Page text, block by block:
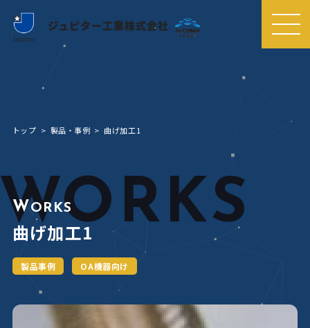
MEN
U
トップ 製品・事例 曲げ加工1
WORKS
曲げ加工1
製品事例 OA機器向け